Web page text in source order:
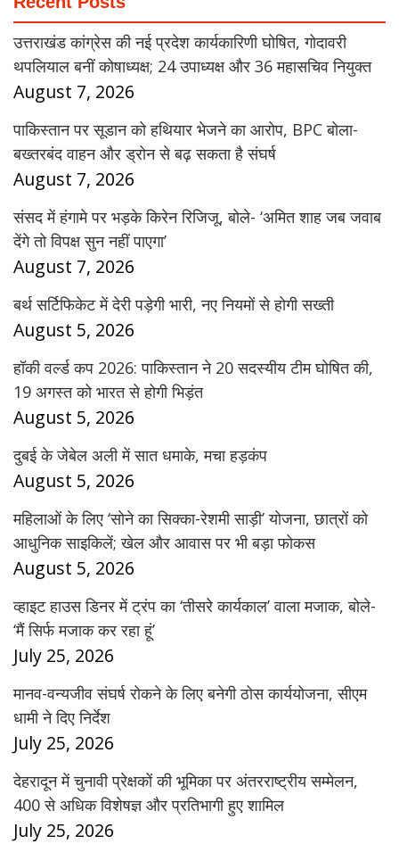
उत्तराखंड कांग्रेस की नई प्रदेश कार्यकारिणी घोषित, गोदावरी
थपलियाल बनीं कोषाध्यक्ष; 24 उपाध्यक्ष और 36 महासचिव नियुक्त
August 7, 2026
पाकिस्तान पर सूडान को हथियार भेजने का आरोप, BPC बोला-
बख्तरबंद वाहन और ड्रोन से बढ़ सकता है संघर्ष
August 7, 2026
संसद में हंगामे पर भड़के किरेन रिजिजू, बोले- ‘अमित शाह जब जवाब
देंगे तो विपक्ष सुन नहीं पाएगा’
August 7, 2026
बर्थ सर्टिफिकेट में देरी पड़ेगी भारी, नए नियमों से होगी सख्ती
August 5, 2026
हॉकी वर्ल्ड कप 2026: पाकिस्तान ने 20 सदस्यीय टीम घोषित की,
19 अगस्त को भारत से होगी भिड़ंत
August 5, 2026
दुबई के जेबेल अली में सात धमाके, मचा हड़कंप
August 5, 2026
महिलाओं के लिए ‘सोने का सिक्का-रेशमी साड़ी’ योजना, छात्रों को
आधुनिक साइकिलें; खेल और आवास पर भी बड़ा फोकस
August 5, 2026
व्हाइट हाउस डिनर में ट्रंप का ‘तीसरे कार्यकाल’ वाला मजाक, बोले-
‘मैं सिर्फ मजाक कर रहा हूं’
July 25, 2026
मानव-वन्यजीव संघर्ष रोकने के लिए बनेगी ठोस कार्ययोजना, सीएम
धामी ने दिए निर्देश
July 25, 2026
देहरादून में चुनावी प्रेक्षकों की भूमिका पर अंतरराष्ट्रीय सम्मेलन,
400 से अधिक विशेषज्ञ और प्रतिभागी हुए शामिल
July 25, 2026